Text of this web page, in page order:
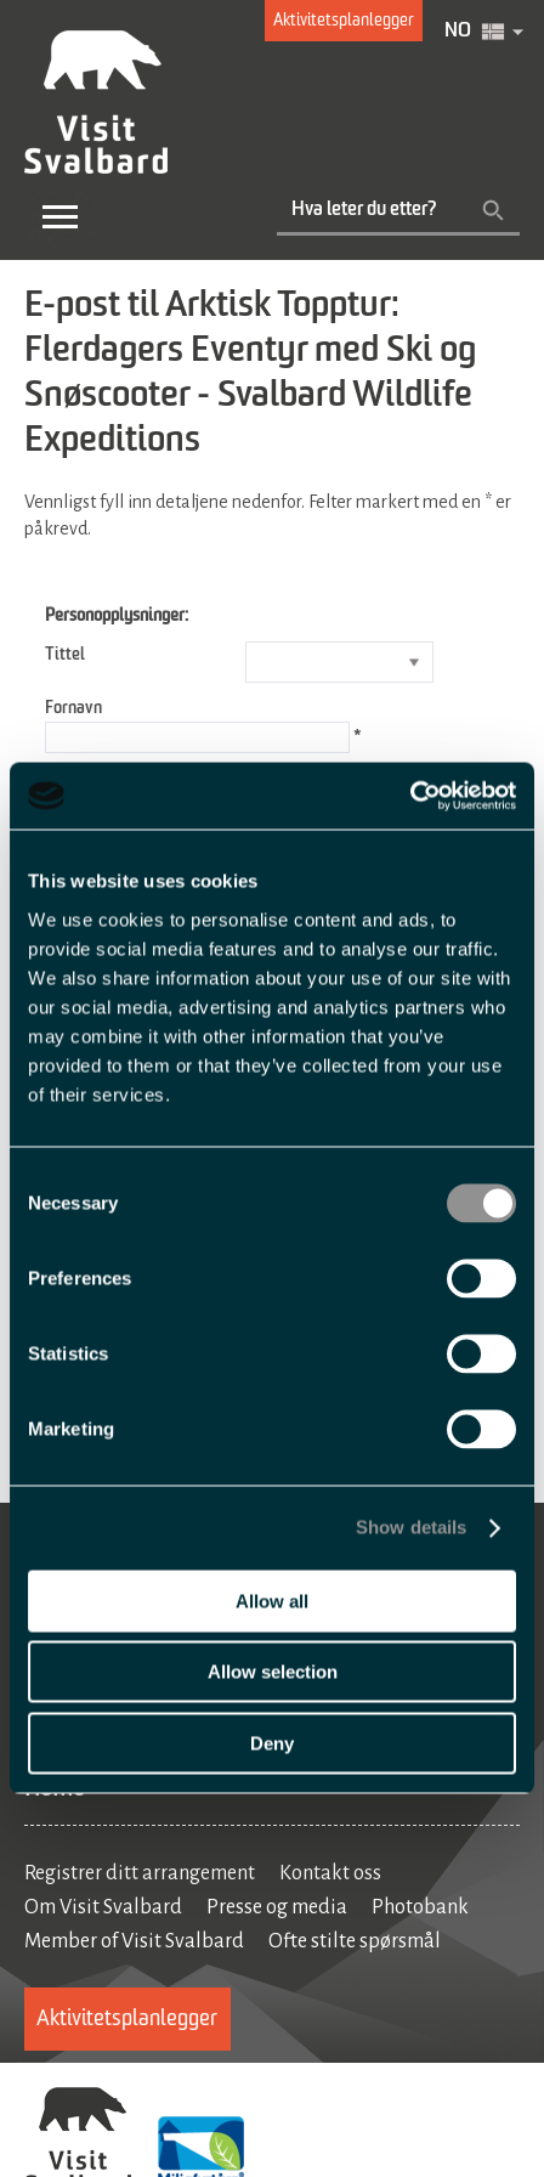
This website uses cookies
We use cookies to personalise content and ads, to
provide social media features and to analyse our traffic.
We also share information about your use of our site with
our social media, advertising and analytics partners who
may combine it with other information that you’ve
provided to them or that they’ve collected from your use
of their services.
Selection
Necessary
Preferences
Statistics
Marketing
Show details
Allow all
Allow selection
Deny
Aktivitetsplanlegger
NO
E-post til Arktisk Topptur:
Flerdagers Eventyr med Ski og
Snøscooter - Svalbard Wildlife
Expeditions
Vennligst fyll inn detaljene nedenfor. Felter markert med en * er
påkrevd.
Personopplysninger:
Tittel
Fornavn
*
Etternavn
Forespørsel
*
Hva skjer
Home
Registrer ditt arrangement
Kontakt oss
Om Visit Svalbard
Presse og media
Photobank
Member of Visit Svalbard
Ofte stilte spørsmål
Aktivitetsplanlegger